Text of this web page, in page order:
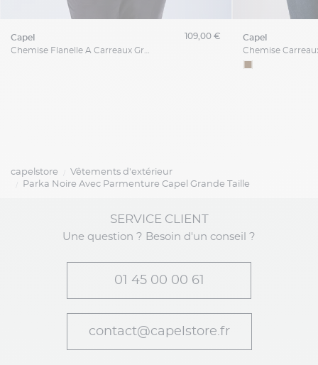
capel
Chemise Flanelle A Carreaux Grande Taille Gris
109,00 € capel
capelstore
Vêtements d'extérieur
Parka Noire Avec Parmenture Capel Grande Taille
SERVICE CLIENT
Une question ? Besoin d'un conseil ?
01 45 00 00 61
contact@capelstore.fr